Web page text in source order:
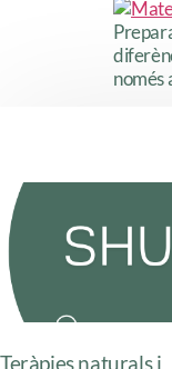
només
Teràpies naturals i